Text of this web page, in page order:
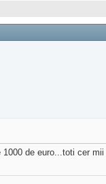
1000 de euro...toti cer